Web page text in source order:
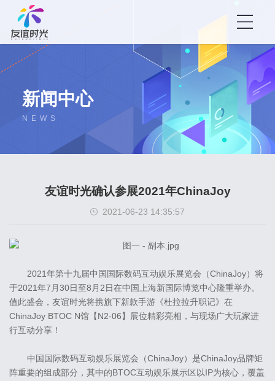
新闻中心
NEWS
友谊时光确认参展2021年ChinaJoy
2021-06-23 14:35:57
2021年第十九届中国国际数码互动娱乐展览会（ChinaJoy）将
于2021年7月30日至8月2日在中国上海新国际博览中心隆重举办。
值此盛会，友谊时光将携旗下新款手游《杜拉拉升职记》在
ChinaJoy BTOC N馆【N2-06】展位精彩亮相，与现场广大玩家进
行互动分享！
中国国际数码互动娱乐展览会（ChinaJoy）是ChinaJoy品牌矩
阵重要的组成部分，其中的BTOC互动娱乐展示区以IP为核心，覆盖